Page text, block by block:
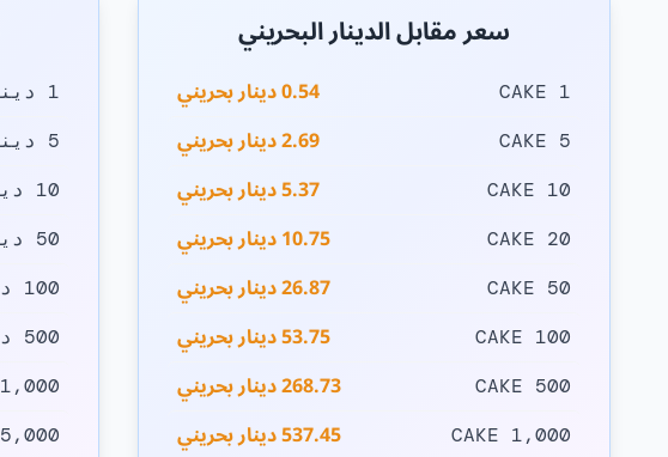
سعر مقابل الدينار البحريني
1 CAKE 0.54 دينار بحريني
5 CAKE 2.69 دينار بحريني
10 CAKE 5.37 دينار بحريني
20 CAKE 10.75 دينار بحريني
50 CAKE 26.87 دينار بحريني
100 CAKE 53.75 دينار بحريني
500 CAKE 268.73 دينار بحريني
1,000 CAKE 537.45 دينار بحريني
1 دينار بحريني
5 دينار بحريني
10 دينار بحريني
50 دينار بحريني
100 دينار بحريني
500 دينار بحريني
1,000 دينار بحريني
5,000 دينار بحريني